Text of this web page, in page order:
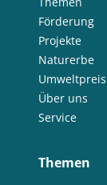
Förderung
Projekte
Naturerbe
Umweltpreis
Über uns
Service
Themen